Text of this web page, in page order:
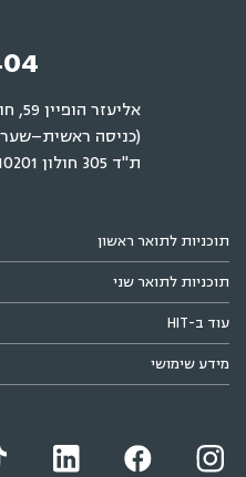
אליעזר הופיין 59, חולון
(כניסה
ת"ד 305 חולון 5810201
תוכניות לתואר ראשון
תוכניות לתואר שני
עוד ב-HIT
מידע שימושי